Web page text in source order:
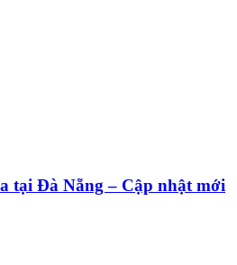
tại Đà Nẵng – Cập nhật mới